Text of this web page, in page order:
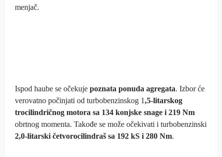
menjač.
Ispod haube se očekuje poznata ponuda agregata. Izbor će
verovatno počinjati od turbobenzinskog 1,5-litarskog
trocilindričnog motora sa 134 konjske snage i 219 Nm
obrtnog momenta. Takođe se može očekivati i turbobenzinski
2,0-litarski četvorocilindraš sa 192 kS i 280 Nm.